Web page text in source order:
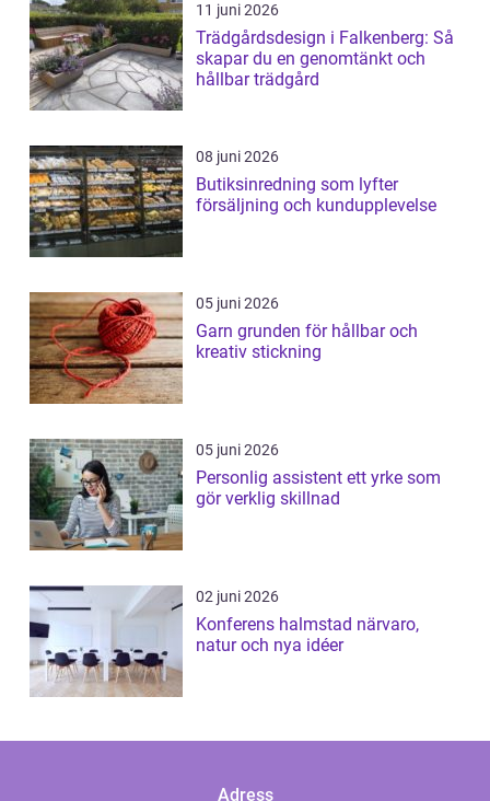
11 juni 2026
Trädgårdsdesign i Falkenberg: Så
skapar du en genomtänkt och
hållbar trädgård
08 juni 2026
Butiksinredning som lyfter
försäljning och kundupplevelse
05 juni 2026
Garn grunden för hållbar och
kreativ stickning
05 juni 2026
Personlig assistent ett yrke som
gör verklig skillnad
02 juni 2026
Konferens halmstad närvaro,
natur och nya idéer
Adress